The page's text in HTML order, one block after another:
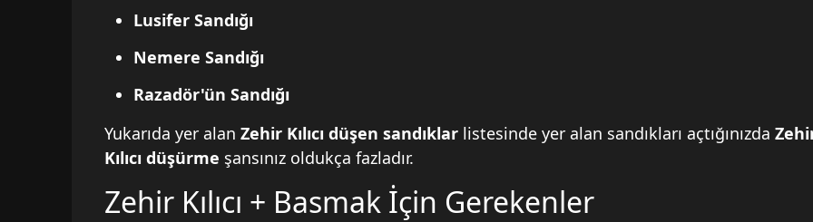
Lusifer Sandığı
Nemere Sandığı
Razadör'ün Sandığı
Yukarıda yer alanZehir Kılıcı düşen sandıklar listesinde yer alan sandıkları açtığınızda
Kılıcı düşürme şansınız oldukça fazladır.
Zehir Kılıcı + Basmak İçin Gerekenler